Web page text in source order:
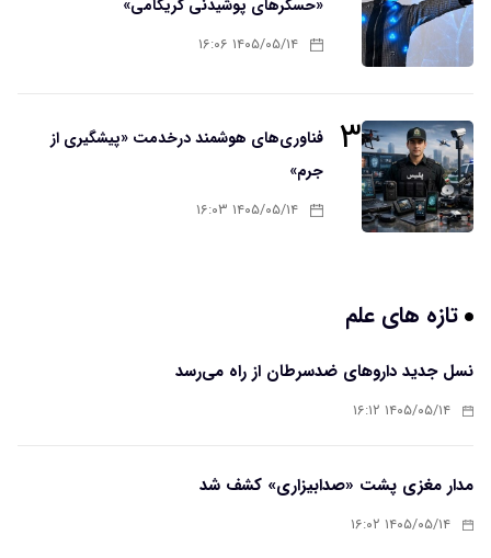
«حسگرهای پوشیدنی کریگامی»
۱۴۰۵/۰۵/۱۴ ۱۶:۰۶
۳
فناوری‌های هوشمند درخدمت «پیشگیری از
جرم»
۱۴۰۵/۰۵/۱۴ ۱۶:۰۳
تازه های علم
نسل جدید داروهای ضدسرطان از راه می‌رسد
۱۴۰۵/۰۵/۱۴ ۱۶:۱۲
مدار مغزی پشت «صدابیزاری» کشف شد
۱۴۰۵/۰۵/۱۴ ۱۶:۰۲